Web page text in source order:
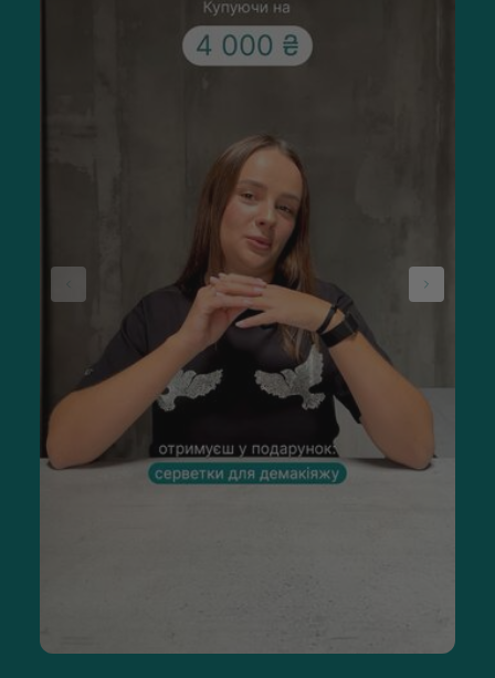
Тоніки для обличчя підходять тим, хто хоче м'яко
повернути шкірі комфорт після вмивання та забезпечити
рівний фон перед нанесенням сироваток або крему.
Особливо корисно мати такий засіб у догляді, коли шкіра
повертають відчуття комфорту.
Для жирної чи комбінованої шкіри тоніки ефективно
регулюють себум, освіжають і підтримують рівність
поверхні. У разі висипань або розширених пор формули з
кислотами або рослинними екстрактами покращують
чистоту та текстуру. А якщо ви активно користуєтеся SPF
або декоративною косметикою, тонізація шкіри обличчя
допомагає утримувати баланс після щоденного
навантаження. Тож тонізація обличчя — це універсальна
база догляду.
Як вибрати тонік для обличчя
Професійна косметика спрямована не так на маскування, як
на розв'язання конкретних проблем. Вибираючи
тонізуючий засіб під свій тип шкіри, необхідно уважно
вивчити склад опису на сайті. Головною перевагою
професійної косметики є комплексні органічні формули з
ретельно підібраними сумісними компонентами, багато з
колір шкіри;